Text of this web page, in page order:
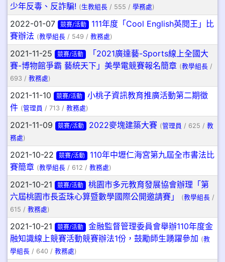
少年反毒、反詐騙! (生教組長 / 555 / 學務處)
2022-01-07 競賽/活動
111年度「Cool English英閱王」比
賽辦法 (教學組長 / 549 / 教務處)
2021-11-25 競賽/活動
「2021廣達藝-Sports線上全國大
賽-博物館爭霸 藝統天下」美學電競賽報名簡章 (教學組長 /
693 / 教務處)
2021-11-10 競賽/活動
小桃子資訊教育推廣活動第二期徵
件 (管理員 / 713 / 教務處)
2021-11-09 競賽/活動 2022麥塊建築大賽 (管理員 / 625 / 教
務處)
2021-10-22 競賽/活動
110年中壢仁海宮第九屆全市書法比
賽簡章 (教學組長 / 612 / 教務處)
2021-10-21 競賽/活動
桃園市多元教育發展協會辦理「第
六屆桃園市長盃珠心算暨數學國際公開邀請賽」
(教學組長 /
615 / 教務處)
2021-10-21 競賽/活動
金融監督管理委員會舉辦110年度金
融知識線上競賽活動競賽辦法1份，鼓勵師生踴躍參加 (教
學組長 / 640 / 教務處)